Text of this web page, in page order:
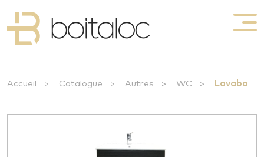
Accueil > Catalogue > Autres > WC > Lavabo